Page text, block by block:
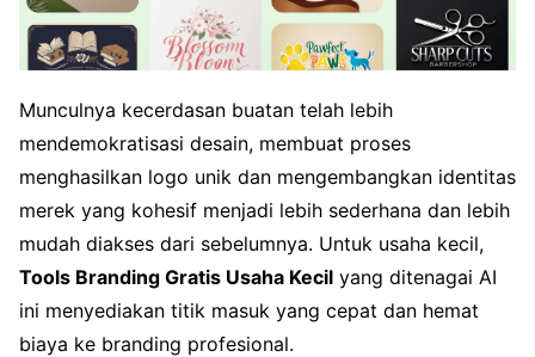
Munculnya kecerdasan buatan telah lebih
mendemokratisasi desain, membuat proses
menghasilkan logo unik dan mengembangkan identitas
merek yang kohesif menjadi lebih sederhana dan lebih
mudah diakses dari sebelumnya. Untuk usaha kecil,
Tools Branding Gratis Usaha Kecil yang ditenagai AI
ini menyediakan titik masuk yang cepat dan hemat
biaya ke branding profesional.